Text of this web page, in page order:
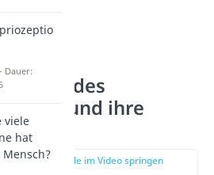
des
und ihre
zur Stelle im Video springen
Dauer:
viele
hat